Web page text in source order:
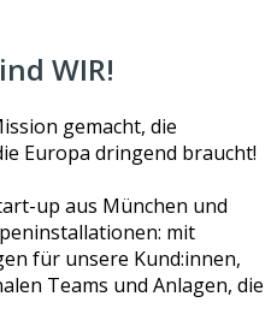
WIR!
gemacht, die
Europa dringend braucht!
up aus München und
mit
für unsere Kund:innen,
Teams und Anlagen, die